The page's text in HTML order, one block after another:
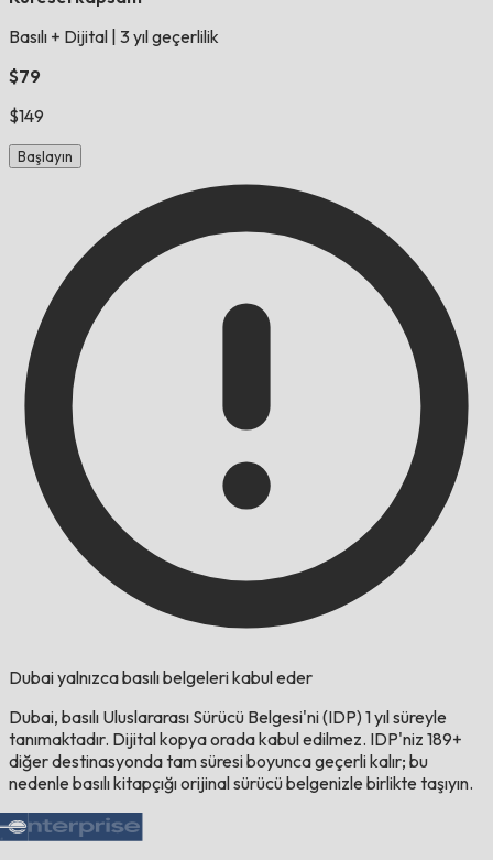
Basılı + Dijital 3 yıl geçerlilik
$79
$149
Başlayın
Dubai yalnızca basılı belgeleri kabul eder
Dubai, basılı Uluslararası Sürücü Belgesi'ni (IDP) 1 yıl süreyle
tanımaktadır. Dijital kopya orada kabul edilmez. IDP'niz 189+
diğer destinasyonda tam süresi boyunca geçerli kalır; bu
nedenle basılı kitapçığı orijinal sürücü belgenizle birlikte taşıyın.